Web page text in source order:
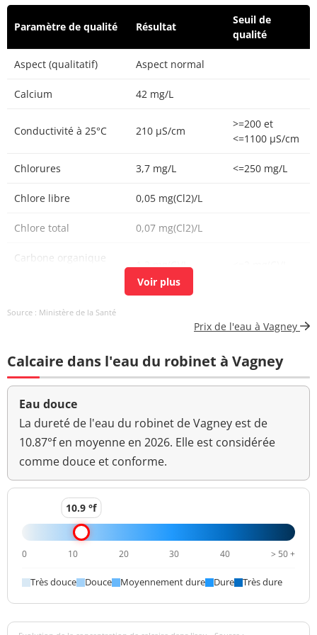
Paramètre de qualité Résultat
Seuil de
qualité
Aspect (qualitatif) Aspect normal
Calcium 42 mg/L
Conductivité à 25°C 210 µS/cm
>=200 et
<=1100 µS/cm
Chlorures 3,7 mg/L <=250 mg/L
Chlore libre 0,05 mg(Cl2)/L
Chlore total 0,07 mg(Cl2)/L
Carbone organique
1,2 mg(C)/L
Couleur (qualitatif)
Bactéries coliformes
/100ml-MS
<1 n/(100mL) <=0 n/(100mL)
Bact. aér. revivifiables
à 22°-68h
Bact. aér. revivifiables
à 36°-44h
5 n/mL
Magnésium
Ammonium (en NH4) <0,05 mg/L <=0,1 mg/L
>=6,5 et <=9
Aucun
anormal
Source : Ministère de la Santé
Prix de l'eau à Vagney
Calcaire dans l'eau du robinet à Vagney
Eau douce
La dureté de l'eau du robinet de Vagney est de
10.87°f en moyenne en 2026. Elle est considérée
comme douce et conforme.
10.9 °f
0 10 20 30 40 > 50 +
Très douce Douce Moyennement dure Dure Très dure